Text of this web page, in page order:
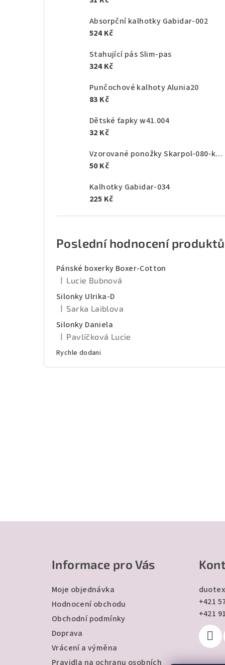
Absorpční kalhotky Gabidar-002
524 Kč
Stahující pás Slim-pas
324 Kč
Punčochové kalhoty Alunia20
83 Kč
Dětské ťapky w41.004
32 Kč
Vzorované ponožky Skarpol-080-kaktus
50 Kč
Kalhotky Gabidar-034
225 Kč
Poslední hodnocení produktů
Pánské boxerky Boxer-Cotton
Hodnocení produktu je 5 z 5 hvězdiček.
Lucie Bubnová
Silonky Ulrika-D
Hodnocení produktu je 5 z 5 hvězdiček.
Sarka Laiblova
Silonky Daniela
Hodnocení produktu je 5 z 5 hvězdiček.
Pavlíčková Lucie
Rychle dodani
Informace pro Vás
Moje objednávka
Hodnocení obchodu
Obchodní podmínky
Doprava
Vrácení a výměna
Pravidla na ochranu osobních
duotex
+421
+421